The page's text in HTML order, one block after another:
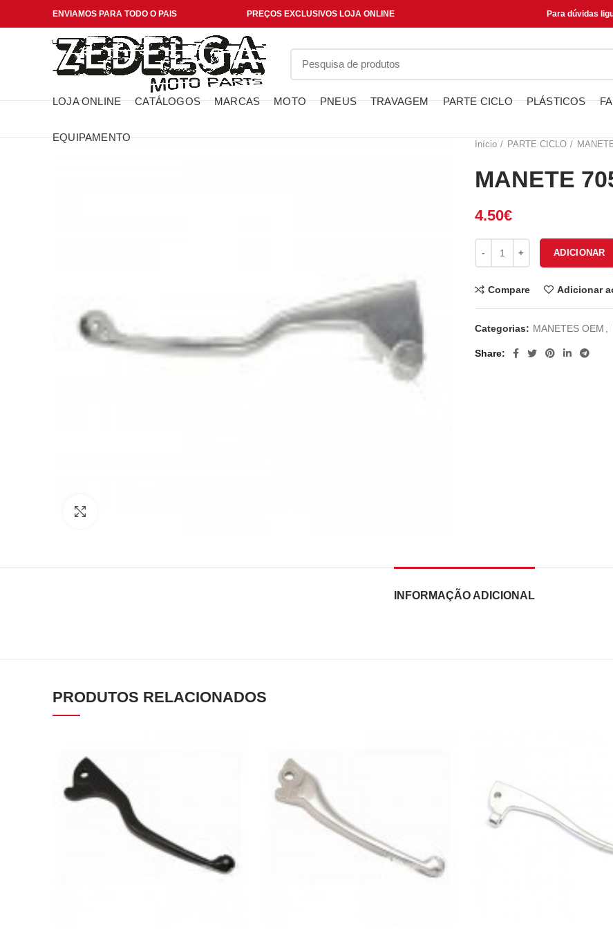
ENVIAMOS PARA TODO O PAIS PREÇOS EXCLUSIVOS LOJA ONLINE Para dúvidas
LOJA ONLINE CATÁLOGOS MARCAS MOTO PNEUS TRAVAGEM PARTE CICLO PLÁSTICOS
EQUIPAMENTO
Início PARTE CICLO
MANETE
4.50€
ADICIONAR
Compare Adicionar
Categorias: MANETES OEM
Share
INFORMAÇÃO ADICIONAL
PRODUTOS RELACIONADOS